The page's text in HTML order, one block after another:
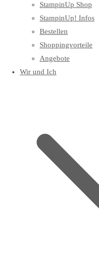
StampinUp Shop
StampinUp! Infos
Bestellen
Shoppingvorteile
Angebote
Wir und Ich